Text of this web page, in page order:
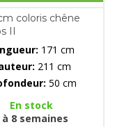
coloris chêne
II
171 cm
211 cm
50 cm
En stock
à 8 semaines